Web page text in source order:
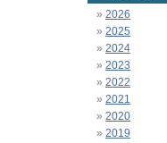
2026
2025
2024
2023
2022
2021
2020
2019